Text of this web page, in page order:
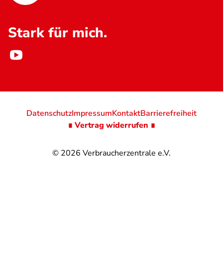
Stark für mich.
© 2026 Verbraucherzentrale e.V.
DatenschutzImpressumKontaktBarrierefreiheit
∎ Vertrag widerrufen ∎